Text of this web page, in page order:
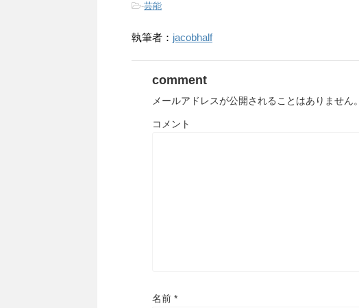
-芸能
執筆者： jacobhalf
comment
メールアドレスが公開されることはありません。
コメント
名前 *